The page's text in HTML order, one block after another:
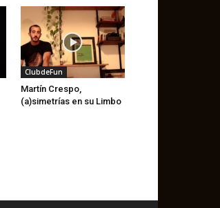
ClubdeFun
Martín Crespo,
(a)simetrías en su Limbo